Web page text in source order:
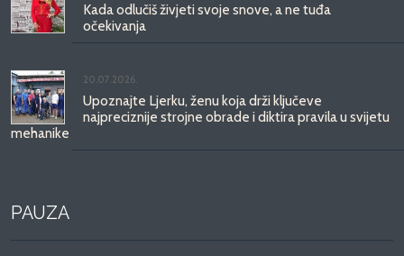
Kada odlučiš živjeti svoje snove, a ne tuđa
očekivanja
20.07.2026.
Upoznajte Ljerku, ženu koja drži ključeve
najpreciznije strojne obrade i diktira pravila u svijetu
mehanike
PAUZA